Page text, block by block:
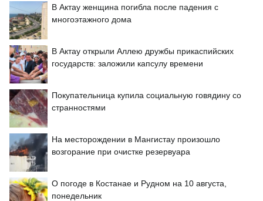
В Актау женщина погибла после падения с
многоэтажного дома
В Актау открыли Аллею дружбы прикаспийских
государств: заложили капсулу времени
Покупательница купила социальную говядину со
странностями
На месторождении в Мангистау произошло
возгорание при очистке резервуара
О погоде в Костанае и Рудном на 10 августа,
понедельник